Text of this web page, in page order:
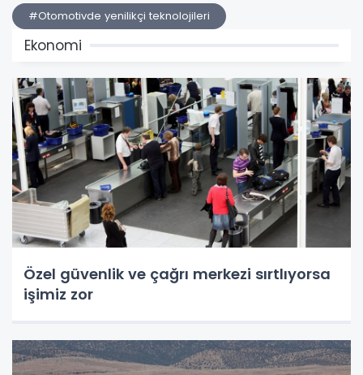
#Otomotivde yenilikçi teknolojileri
Ekonomi
Özel güvenlik ve çağrı merkezi sırtlıyorsa
işimiz zor